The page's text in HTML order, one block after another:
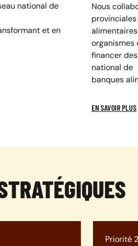
national de
et en
Nous
financer
national de
banques
EN SAVOIR PLUS
Priorité 2